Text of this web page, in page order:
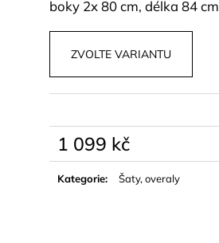
boky 2x 80 cm, délka 84 cm
ZVOLTE VARIANTU
1 099 kč
Měrná
cena:
Kategorie: Šaty, overaly